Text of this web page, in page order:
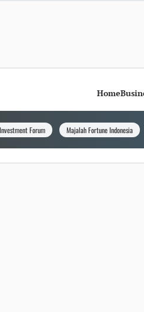
Home
Forum Majalah Fortune Indonesia